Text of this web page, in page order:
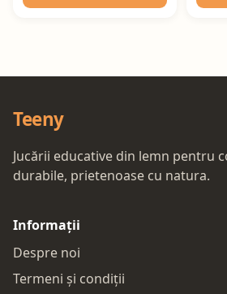
Teeny
Jucării educative din lemn pentru
durabile, prietenoase cu natura.
Informații
Despre noi
Termeni și condiții